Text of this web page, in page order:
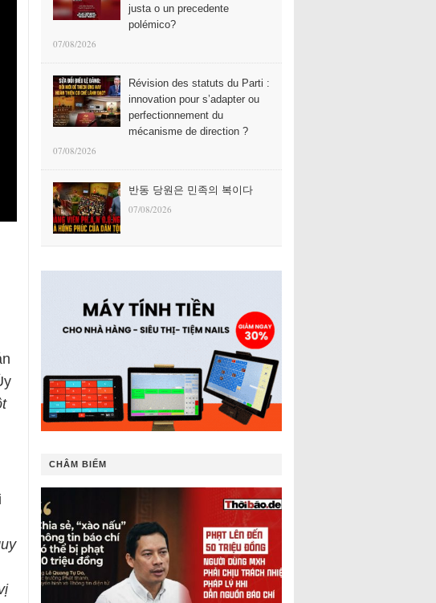
justa o un precedente
polémico?
07/08/2026
Révision des statuts du Parti :
innovation pour s’adapter ou
perfectionnement du
mécanisme de direction ?
07/08/2026
반동 당원은 민족의 복이다
07/08/2026
CHÂM BIẾM